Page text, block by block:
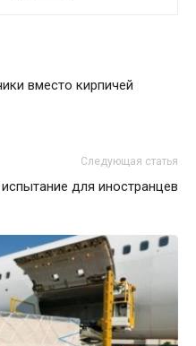
вместо кирпичей
Следующая статья
для иностранцев